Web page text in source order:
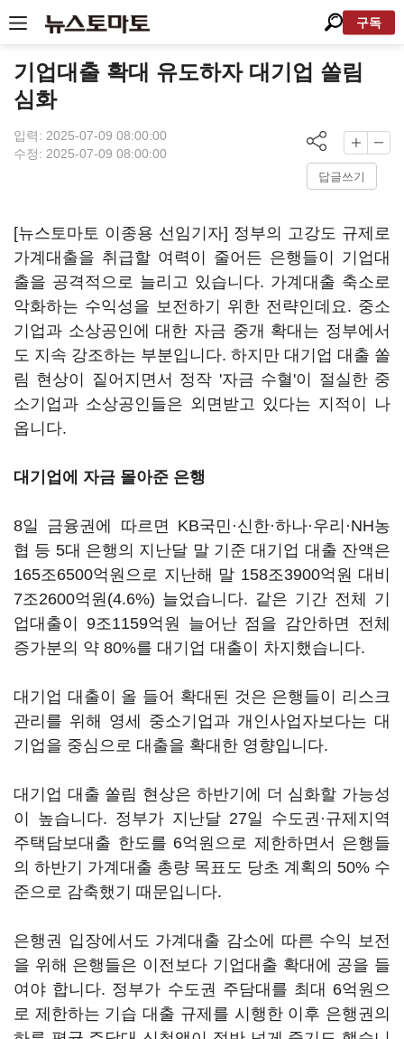
구독
기업대출 확대 유도하자 대기업 쏠림
심화
입력: 2025-07-09 08:00:00
수정: 2025-07-09 08:00:00
답글쓰기
[뉴스토마토 이종용 선임기자] 정부의 고강도 규제로
가계대출을 취급할 여력이 줄어든 은행들이 기업대
출을 공격적으로 늘리고 있습니다. 가계대출 축소로
악화하는 수익성을 보전하기 위한 전략인데요. 중소
기업과 소상공인에 대한 자금 중개 확대는 정부에서
도 지속 강조하는 부분입니다. 하지만 대기업 대출 쏠
림 현상이 짙어지면서 정작 '자금 수혈'이 절실한 중
소기업과 소상공인들은 외면받고 있다는 지적이 나
옵니다.
대기업에 자금 몰아준 은행
8일 금융권에 따르면 KB국민·신한·하나·우리·NH농
협 등 5대 은행의 지난달 말 기준 대기업 대출 잔액은
165조6500억원으로 지난해 말 158조3900억원 대비
7조2600억원(4.6%) 늘었습니다. 같은 기간 전체 기
업대출이 9조1159억원 늘어난 점을 감안하면 전체
증가분의 약 80%를 대기업 대출이 차지했습니다.
대기업 대출이 올 들어 확대된 것은 은행들이 리스크
관리를 위해 영세 중소기업과 개인사업자보다는 대
기업을 중심으로 대출을 확대한 영향입니다.
대기업 대출 쏠림 현상은 하반기에 더 심화할 가능성
이 높습니다. 정부가 지난달 27일 수도권·규제지역
주택담보대출 한도를 6억원으로 제한하면서 은행들
의 하반기 가계대출 총량 목표도 당초 계획의 50% 수
준으로 감축했기 때문입니다.
은행권 입장에서도 가계대출 감소에 따른 수익 보전
을 위해 은행들은 이전보다 기업대출 확대에 공을 들
여야 합니다. 정부가 수도권 주담대를 최대 6억원으
로 제한하는 기습 대출 규제를 시행한 이후 은행권의